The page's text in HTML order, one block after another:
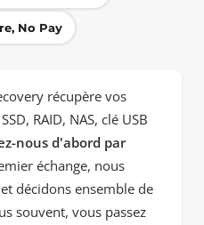
No Pay
récupère vos
RAID, NAS, clé USB
nous d'abord par
échange, nous
décidons ensemble de
souvent, vous passez